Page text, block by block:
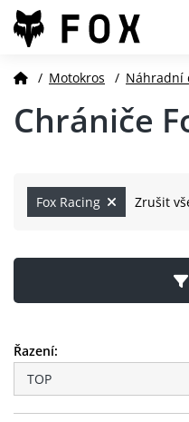
/ Motokros / Náhradní
Chrániče
Fox Racing Zrušit
Řazení: